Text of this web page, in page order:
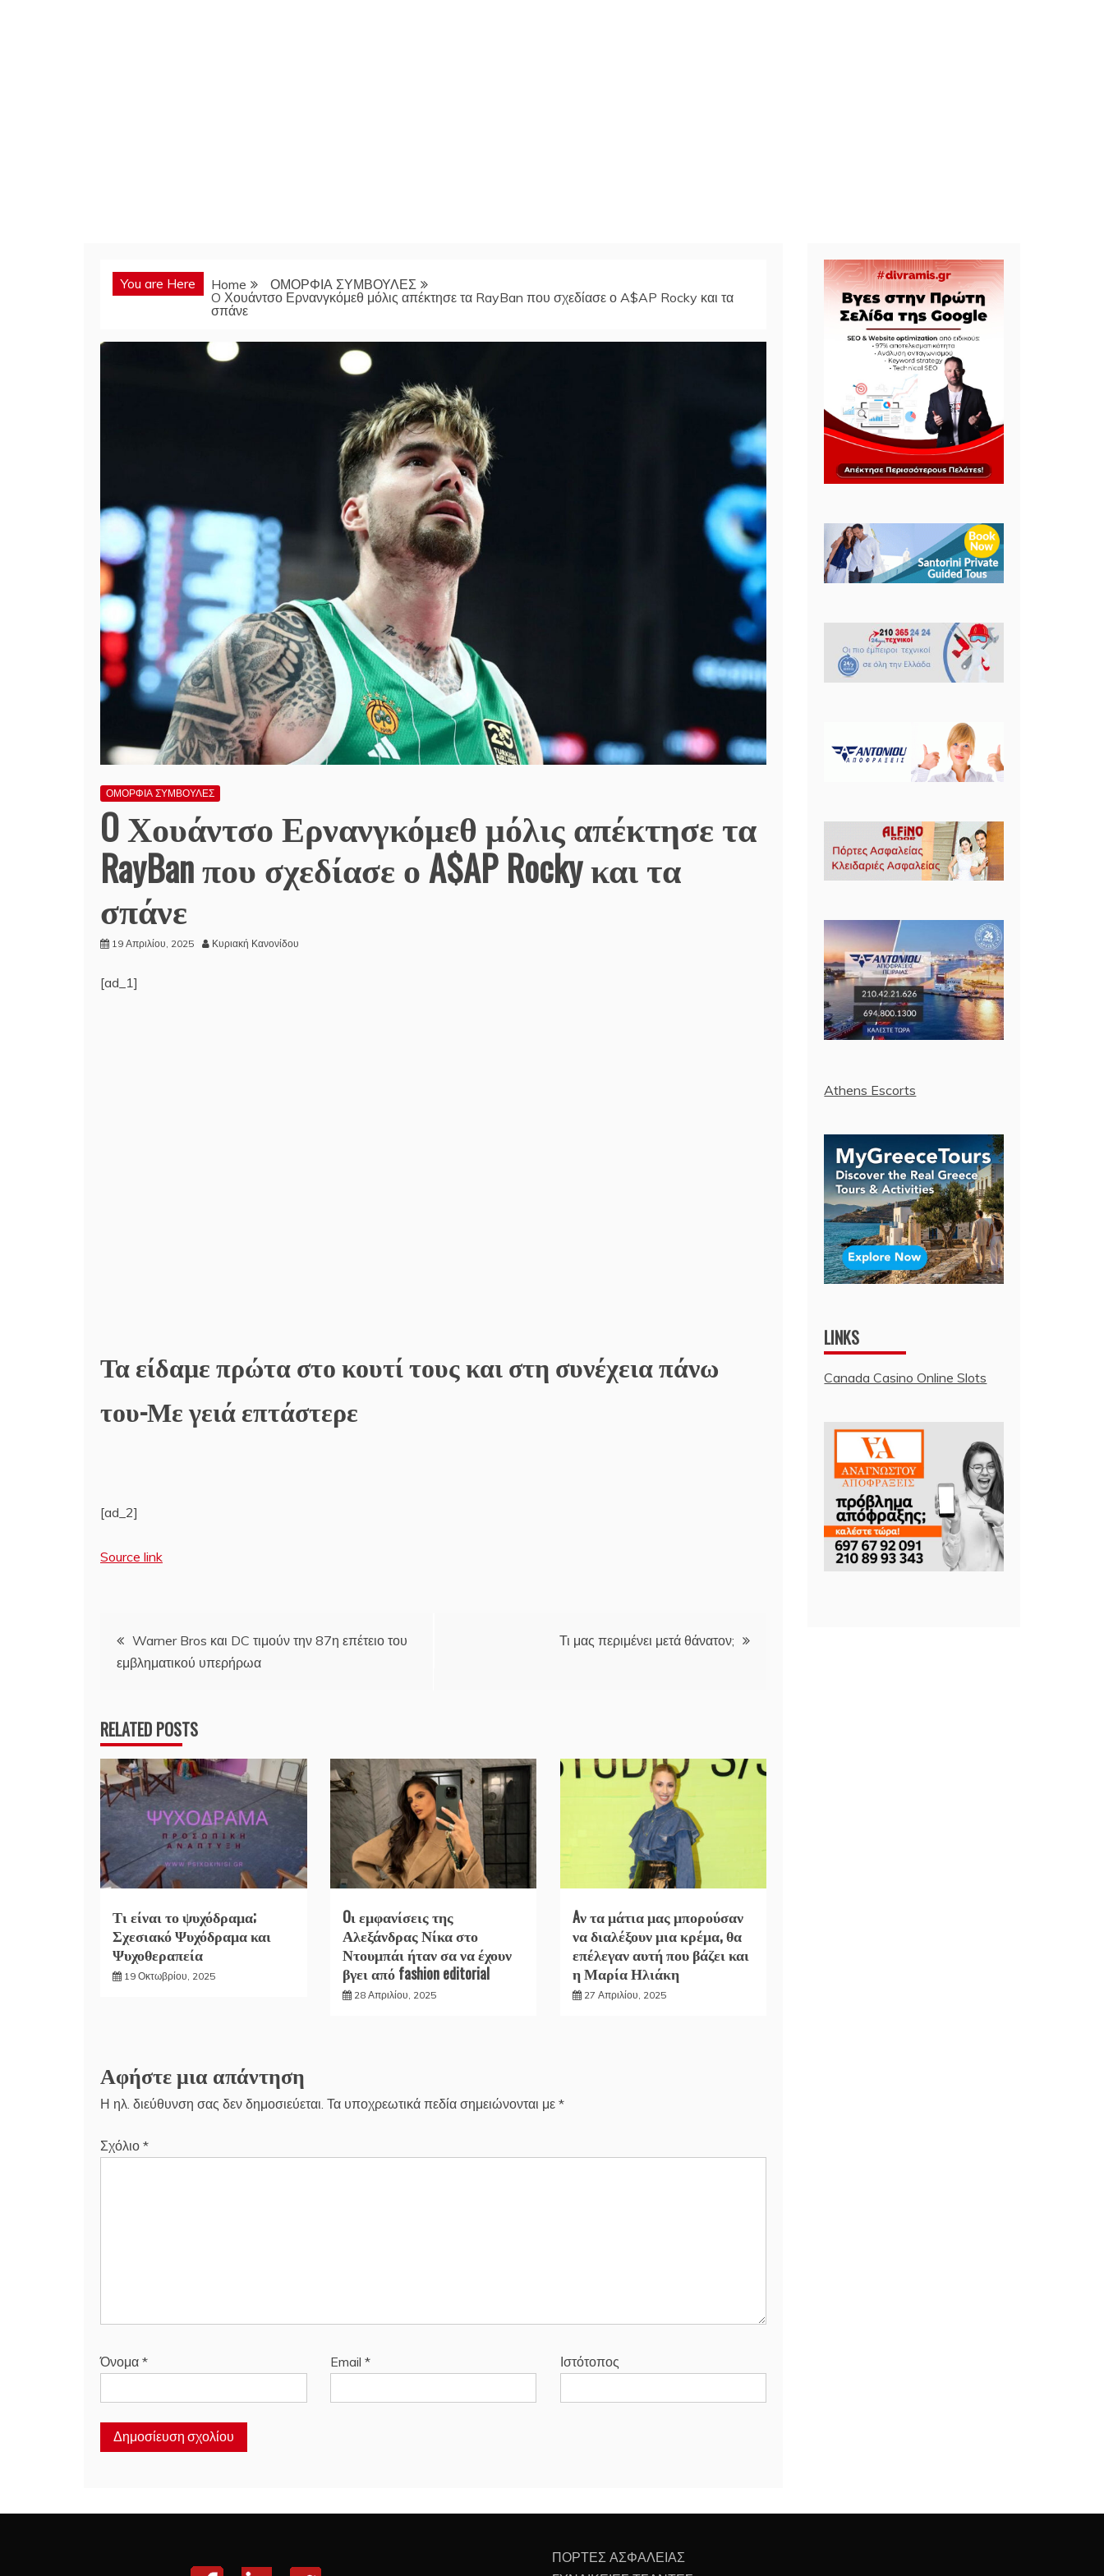
You are Here Home
ΟΜΟΡΦΙΑ ΣΥΜΒΟΥΛΕΣ
O Χουάντσο Ερνανγκόμεθ μόλις απέκτησε τα RayBan που σχεδίασε ο A$AP Rocky και τα
σπάνε
ΟΜΟΡΦΙΑ ΣΥΜΒΟΥΛΕΣ
O Χουάντσο Ερνανγκόμεθ μόλις απέκτησε τα
RayBan που σχεδίασε ο A$AP Rocky και τα
σπάνε
19 Απριλίου, 2025 Κυριακή Κανονίδου
[ad_1]
Τα είδαμε πρώτα στο κουτί τους και στη συνέχεια πάνω
του-Με γειά επτάστερε
[ad_2]
Source link
Πλοήγηση
άρθρων
Warner Bros και DC τιμούν την 87η επέτειο του
εμβληματικού υπερήρωα
Τι μας περιμένει μετά θάνατον;
RELATED POSTS
Τι είναι το ψυχόδραμα;
Σχεσιακό Ψυχόδραμα και
Ψυχοθεραπεία
19 Οκτωβρίου, 2025
Oι εμφανίσεις της
Αλεξάνδρας Νίκα στο
Ντουμπάι ήταν σα να έχουν
βγει από fashion editorial
28 Απριλίου, 2025
Aν τα μάτια μας μπορούσαν
να διαλέξουν μια κρέμα, θα
επέλεγαν αυτή που βάζει και
η Μαρία Ηλιάκη
27 Απριλίου, 2025
Αφήστε μια απάντηση
Η ηλ. διεύθυνση σας δεν δημοσιεύεται. Τα υποχρεωτικά πεδία σημειώνονται με *
Σχόλιο *
Όνομα * Email * Ιστότοπος
Athens Escorts
LINKS
Canada Casino Online Slots
ΠΟΡΤΕΣ ΑΣΦΑΛΕΙΑΣ